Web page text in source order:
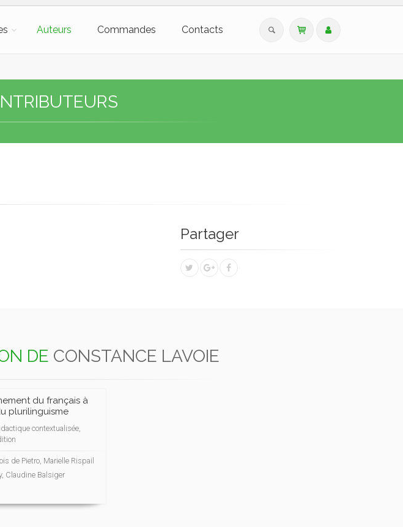
Auteurs Commandes Contacts
Partager
DE CONSTANCE LAVOIE
du français à
plurilinguisme
contextualisée,
de Pietro, Marielle Rispail
Claudine Balsiger